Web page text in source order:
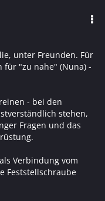
unter Freunden. Für
für "zu nahe" (Nuna) -
- bei den
stehen,
Fragen und das
Verbindung vom
Feststellschraube